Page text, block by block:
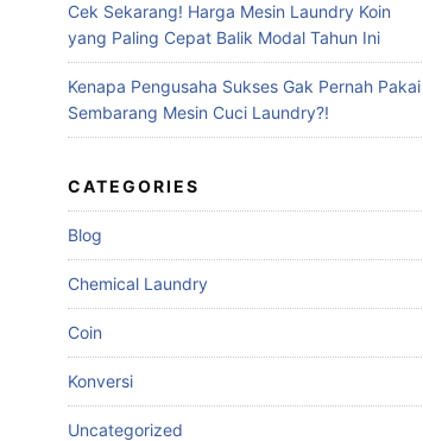
Cek Sekarang! Harga Mesin Laundry Koin
yang Paling Cepat Balik Modal Tahun Ini
Kenapa Pengusaha Sukses Gak Pernah Pakai
Sembarang Mesin Cuci Laundry?!
CATEGORIES
Blog
Chemical Laundry
Coin
Konversi
Uncategorized